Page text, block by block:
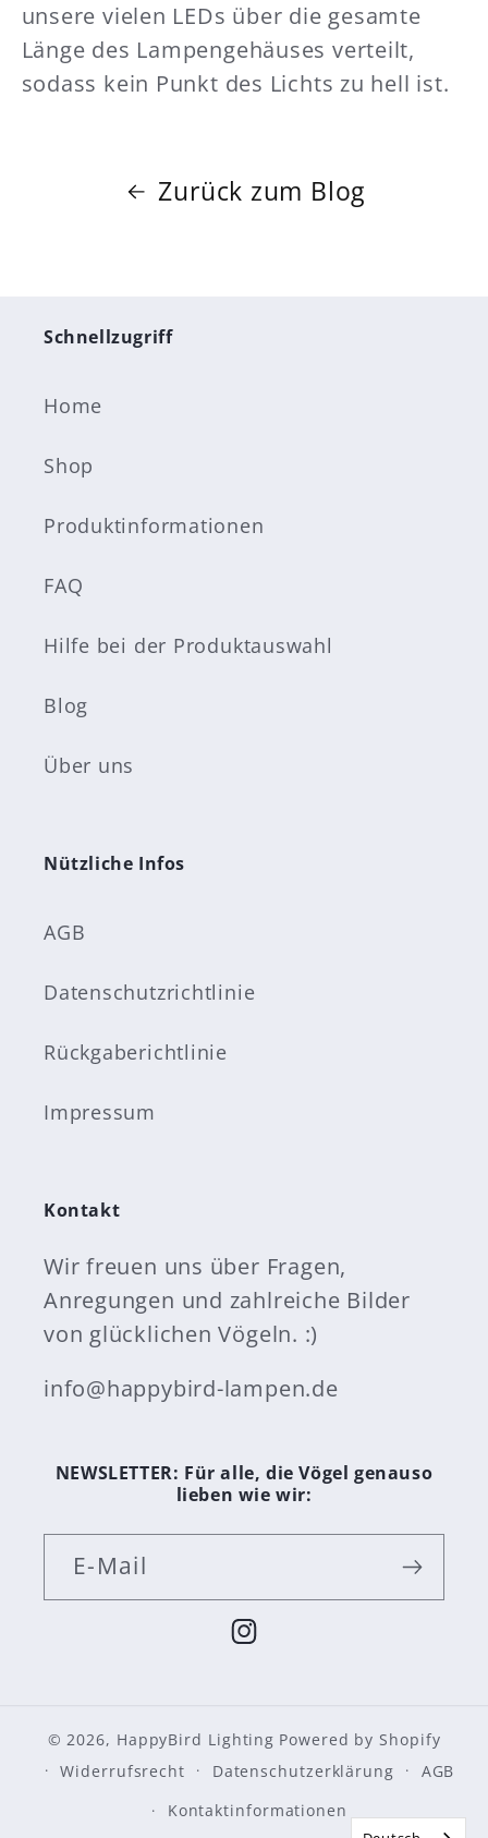
unsere vielen LEDs über die gesamte
Länge des Lampengehäuses verteilt,
sodass kein Punkt des Lichts zu hell ist.
Zurück zum Blog
Schnellzugriff
Home
Shop
Produktinformationen
FAQ
Hilfe bei der Produktauswahl
Blog
Über uns
Nützliche Infos
AGB
Datenschutzrichtlinie
Rückgaberichtlinie
Impressum
Kontakt
Wir freuen uns über Fragen,
Anregungen und zahlreiche Bilder
von glücklichen Vögeln. :)
info@happybird-lampen.de
NEWSLETTER: Für alle, die Vögel genauso
lieben wie wir:
E-Mail
Instagram
© 2026, HappyBird Lighting Powered by Shopify
Widerrufsrecht
Datenschutzerklärung
AGB
Kontaktinformationen